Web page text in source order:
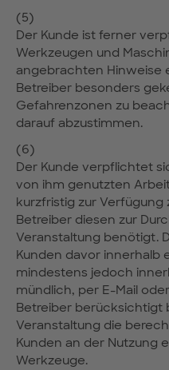
(5)
Der Kunde ist ferner
Werkzeugen und
angebrachten Hinweise
Betreiber besonders
Gefahrenzonen zu
darauf abzustimmen.
(6)
Der Kunde verpflichtet
von ihm genutzten
kurzfristig zur
Betreiber diesen zur
Veranstaltung benötigt.
Kunden davor innerhalb
mindestens jedoch
mündlich, per E-Mail
Betreiber berücksichtigt
Veranstaltung die
Kunden an der Nutzung
Werkzeuge.